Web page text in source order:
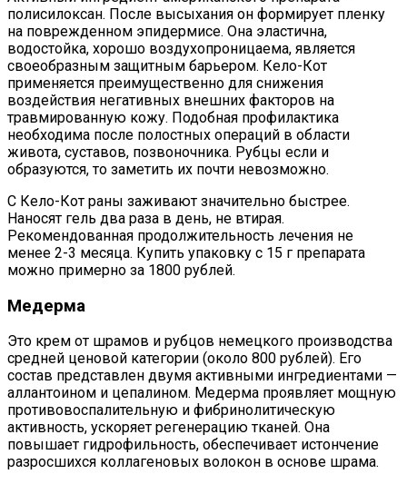
полисилоксан. После высыхания он формирует пленку
на поврежденном эпидермисе. Она эластична,
водостойка, хорошо воздухопроницаема, является
своеобразным защитным барьером. Кело-Кот
применяется преимущественно для снижения
воздействия негативных внешних факторов на
травмированную кожу. Подобная профилактика
необходима после полостных операций в области
живота, суставов, позвоночника. Рубцы если и
образуются, то заметить их почти невозможно.
С Кело-Кот раны заживают значительно быстрее.
Наносят гель два раза в день, не втирая.
Рекомендованная продолжительность лечения не
менее 2-3 месяца. Купить упаковку с 15 г препарата
можно примерно за 1800 рублей.
Медерма
Это крем от шрамов и рубцов немецкого производства
средней ценовой категории (около 800 рублей). Его
состав представлен двумя активными ингредиентами —
аллантоином и цепалином. Медерма проявляет мощную
противовоспалительную и фибринолитическую
активность, ускоряет регенерацию тканей. Она
повышает гидрофильность, обеспечивает истончение
разросшихся коллагеновых волокон в основе шрама.